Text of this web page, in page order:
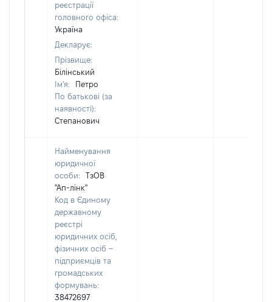
реєстрації
головного офіса:
Україна
Декларує:
Прізвище:
Білінський
Ім'я:
Петро
По батькові (за
наявності):
Степанович
Найменування
юридичної
особи:
ТзОВ
"Ап-лінк"
Код в Єдиному
державному
реєстрі
юридичних осіб,
фізичних осіб –
підприємців та
громадських
формувань:
38472697